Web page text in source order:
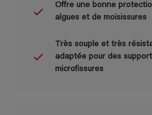
Offre une bonne
algues et de moisissures
Très souple et très
adaptée pour des
microfissures